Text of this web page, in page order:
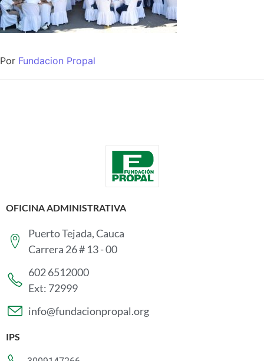
Por Fundacion Propal
OFICINA ADMINISTRATIVA
Puerto Tejada, Cauca
Carrera 26 # 13 - 00
602 6512000
Ext: 72999
info@fundacionpropal.org
IPS